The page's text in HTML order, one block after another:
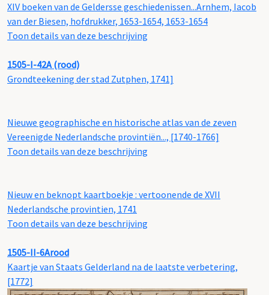
XIV boeken van de Geldersse geschiedenissen...Arnhem, Iacob
van der Biesen, hofdrukker, 1653-1654, 1653-1654
Toon details van deze beschrijving
1505-I-42A (rood)
Grondteekening der stad Zutphen, 1741]
Nieuwe geographische en historische atlas van de zeven
Vereenigde Nederlandsche provintiën..., [1740-1766]
Toon details van deze beschrijving
Nieuw en beknopt kaartboekje : vertoonende de XVII
Nederlandsche provintien, 1741
Toon details van deze beschrijving
1505-II-6Arood
Kaartje van Staats Gelderland na de laatste verbetering,
[1772]